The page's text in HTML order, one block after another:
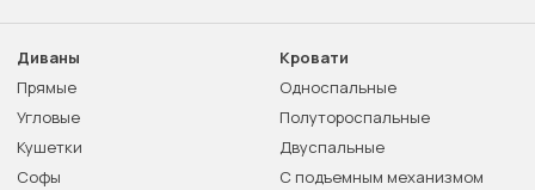
Диваны
Прямые
Угловые
Кушетки
Софы
Кровати
Односпальные
Полутороспальные
Двуспальные
С подъемным механизмом